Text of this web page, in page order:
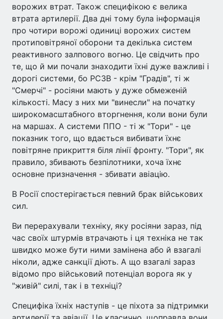
ворожих втрат. Також специфікою є велика
втрата артилерії. Два дні тому була інформація
про чотири ворожі одиниці ворожих систем
протиповітряної оборони та декілька систем
реактивного залпового вогню. Це свідчить про
те, що й ми почали знаходити їхні дуже важливі і
дорогі системи, бо РСЗВ - крім "Градів", ті ж
"Смерчі" - росіяни мають у дуже обмеженій
кількості. Масу з них ми "винесли" на початку
широкомасштабного вторгнення, коли вони були
на маршах. А системи ППО - ті ж "Тори" - це
показник того, що вдається вибивати їхнє
повітряне прикриття біля лінії фронту. "Тори", як
правило, збивають безпілотники, хоча їхнє
основне призначення - збивати авіацію.
В Росії спостерігається певний брак військових
сил.
Ви перерахували техніку, яку росіяни зараз, під
час своїх штурмів втрачають і ця техніка не так
швидко може бути ними замінена або й взагалі
ніколи, адже санкції діють. А що взагалі зараз
відомо про військовий потенціал ворога як у
"живій" силі, так і в техніці?
Специфіка їхніх наступів - це піхота за підтримки